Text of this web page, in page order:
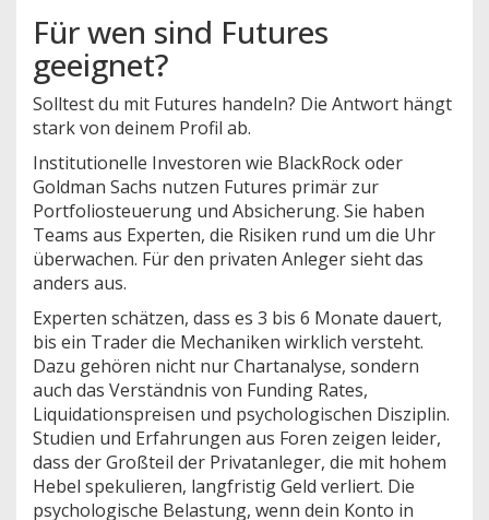
Für wen sind Futures
geeignet?
Solltest du mit Futures handeln? Die Antwort hängt
stark von deinem Profil ab.
Institutionelle Investoren wie BlackRock oder
Goldman Sachs nutzen Futures primär zur
Portfoliosteuerung und Absicherung. Sie haben
Teams aus Experten, die Risiken rund um die Uhr
überwachen. Für den privaten Anleger sieht das
anders aus.
Experten schätzen, dass es 3 bis 6 Monate dauert,
bis ein Trader die Mechaniken wirklich versteht.
Dazu gehören nicht nur Chartanalyse, sondern
auch das Verständnis von Funding Rates,
Liquidationspreisen und psychologischen Disziplin.
Studien und Erfahrungen aus Foren zeigen leider,
dass der Großteil der Privatanleger, die mit hohem
Hebel spekulieren, langfristig Geld verliert. Die
psychologische Belastung, wenn dein Konto in